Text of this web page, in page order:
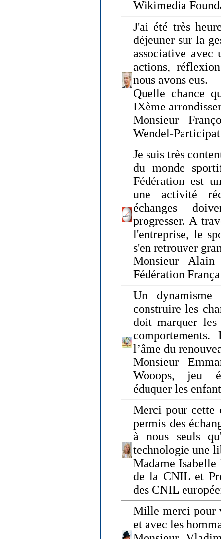
Wikimedia
J'ai été très
déjeuner sur la
associative avec
actions,
nous avons eus.
Quelle chance
IXème
Monsieur
Wendel-
Je suis très
du monde
Fédération est
une activité
échanges
progresser. A
l'entreprise, le
s'en retrouver
Monsieur
Fédération
Un dynamisme
construire les
doit marquer les
l’âme du
Monsieur
Wooops, jeu
éduquer les
Merci pour cette
permis des
à nous seuls
technologie une
Madame Isabelle
de la CNIL et
des CNIL
Mille merci pour
et avec les